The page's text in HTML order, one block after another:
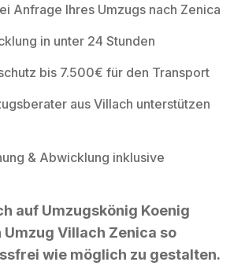
Anfrage Ihres Umzugs nach Zenica
in unter 24 Stunden
bis 7.500€ für den Transport
aus Villach unterstützen
& Abwicklung inklusive
auf Umzugskönig Koenig
Villach Zenica so
wie möglich zu gestalten.